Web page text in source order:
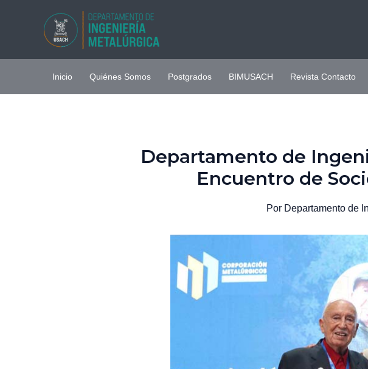
Inicio Quiénes Somos Postgrados BIMUSACH Revista Contacto
Departamento de
Encuentro de
Por Departamento de